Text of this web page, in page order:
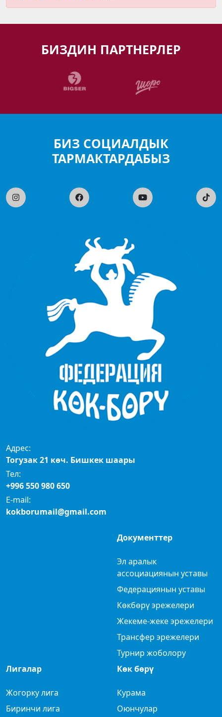
БИЗДИН ПАРТНЕРЛЕР
БИЗ СОЦИАЛДЫК
ТАРМАКТАРДАБЫЗ
Адрес:
Тогузак 21 көч. Бишкек шаары
Тел:
+996 550 980 650
E-mail:
kokborumail@gmail.com
Документтер
Эл аралык
ассоциациянын уставы
Федерациянын уставы
Көкбөрү эрежелери
Жекеме-жеке эрежелери
Трансфер эрежелери
Турнир жоболору
Лигалар
Жогорку лига
Биринчи лига
Көк бөрү
Курама
Оюнчулар